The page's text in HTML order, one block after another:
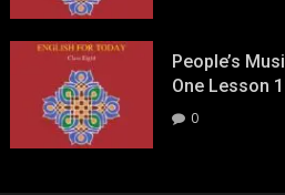
People’s
One Lesson 1
0